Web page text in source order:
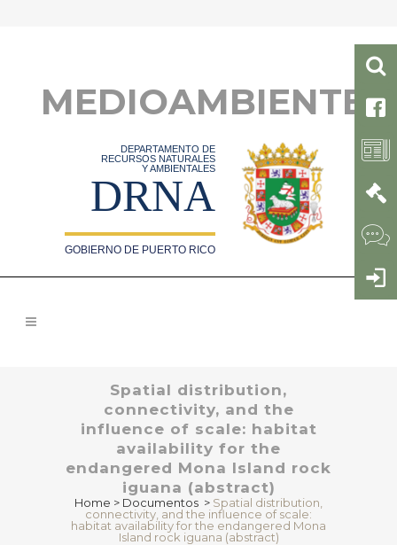
MEDIOAMBIENTE
DEPARTAMENTO DE
RECURSOS NATURALES
Y AMBIENTALES
DRNA
GOBIERNO DE PUERTO RICO
Spatial distribution,
connectivity, and the
influence of scale: habitat
availability for the
endangered Mona Island rock
iguana (abstract)
Home > Documentos > Spatial distribution,
connectivity, and the influence of scale:
habitat availability for the endangered Mona
Island rock iguana (abstract)